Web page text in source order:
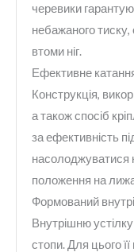
черевики
небажаного
втоми ніг.
Ефективне
Конструкція,
а також спосіб
за ефективність
положення на
Формований
Внутрішню
стопи. Для цього її